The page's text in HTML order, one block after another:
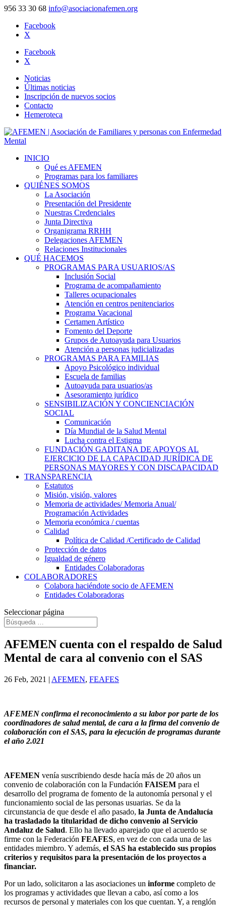
956 33 30 68 info@asociacionafemen.org
Facebook
X
Facebook
X
Noticias
Últimas noticias
Inscripción de nuevos socios
Contacto
Hemeroteca
INICIO
Qué es AFEMEN
Programas para los familiares
QUIÉNES SOMOS
La Asociación
Presentación del Presidente
Nuestras Credenciales
Junta Directiva
Organigrama RRHH
Delegaciones AFEMEN
Relaciones Institucionales
QUÉ HACEMOS
PROGRAMAS PARA USUARIOS/AS
Inclusión Social
Programa de acompañamiento
Talleres ocupacionales
Atención en centros penitenciarios
Programa Vacacional
Certamen Artístico
Fomento del Deporte
Grupos de Autoayuda para Usuarios
Atención a personas judicializadas
PROGRAMAS PARA FAMILIAS
Apoyo Psicológico individual
Escuela de familias
Autoayuda para usuarios/as
Asesoramiento jurídico
SENSIBILIZACIÓN Y CONCIENCIACIÓN
SOCIAL
Comunicación
Día Mundial de la Salud Mental
Lucha contra el Estigma
FUNDACIÓN GADITANA DE APOYOS AL
EJERCICIO DE LA CAPACIDAD JURÍDICA DE
PERSONAS MAYORES Y CON DISCAPACIDAD
TRANSPARENCIA
Estatutos
Misión, visión, valores
Memoria de actividades/ Memoria Anual/
Programación Actividades
Memoria económica / cuentas
Calidad
Política de Calidad /Certificado de Calidad
Protección de datos
Igualdad de género
Entidades Colaboradoras
COLABORADORES
Colabora haciéndote socio de AFEMEN
Entidades Colaboradoras
Seleccionar página
AFEMEN cuenta con el respaldo de Salud
Mental de cara al convenio con el SAS
26 Feb, 2021 | AFEMEN, FEAFES
AFEMEN confirma el reconocimiento a su labor por parte de los
coordinadores de salud mental, de cara a la firma del convenio de
colaboración con el SAS, para la ejecución de programas durante
el año 2.021
AFEMEN venía suscribiendo desde hacía más de 20 años un
convenio de colaboración con la Fundación FAISEM para el
desarrollo del programa de fomento de la autonomía personal y el
funcionamiento social de las personas usuarias. Se da la
circunstancia de que desde el año pasado, la Junta de Andalucía
ha trasladado la titularidad de dicho convenio al Servicio
Andaluz de Salud. Ello ha llevado aparejado que el acuerdo se
firme con la Federación FEAFES, en vez de con cada una de las
entidades miembro. Y además, el SAS ha establecido sus propios
criterios y requisitos para la presentación de los proyectos a
financiar.
Por un lado, solicitaron a las asociaciones un informe completo de
los programas y actividades que llevan a cabo, así como a los
recursos de personal y materiales con los que cuentan. Y, a renglón